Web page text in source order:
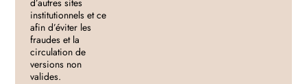
institutionnels et ce
afin d’éviter les
fraudes et la
circulation de
versions non
valides.